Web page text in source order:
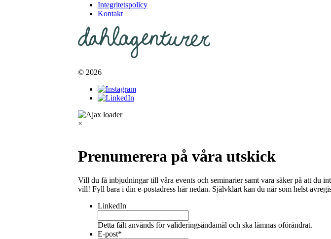
Integritetspolicy
Kontakt
© 2026
×
Prenumerera på våra utskick
Vill du få inbjudningar till våra events och seminarier samt vara säker på att du
vill! Fyll bara i din e-postadress här nedan. Självklart kan du när som helst
LinkedIn
Detta fält används för valideringsändamål och ska lämnas oförändrat.
E-post*